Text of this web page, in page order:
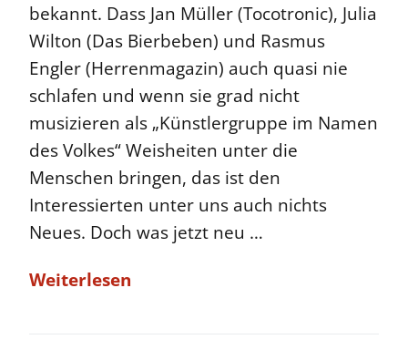
bekannt. Dass Jan Müller (Tocotronic), Julia
Wilton (Das Bierbeben) und Rasmus
Engler (Herrenmagazin) auch quasi nie
schlafen und wenn sie grad nicht
musizieren als „Künstlergruppe im Namen
des Volkes“ Weisheiten unter die
Menschen bringen, das ist den
Interessierten unter uns auch nichts
Neues. Doch was jetzt neu …
Weiterlesen